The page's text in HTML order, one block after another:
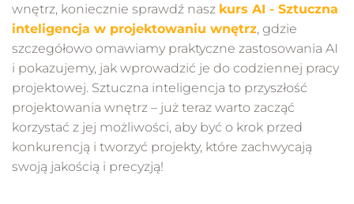
wnętrz, koniecznie sprawdź nasz kurs AI - Sztuczna
inteligencja w projektowaniu wnętrz, gdzie
szczegółowo omawiamy praktyczne zastosowania AI
i pokazujemy, jak wprowadzić je do codziennej pracy
projektowej. Sztuczna inteligencja to przyszłość
projektowania wnętrz – już teraz warto zacząć
korzystać z jej możliwości, aby być o krok przed
konkurencją i tworzyć projekty, które zachwycają
swoją jakością i precyzją!